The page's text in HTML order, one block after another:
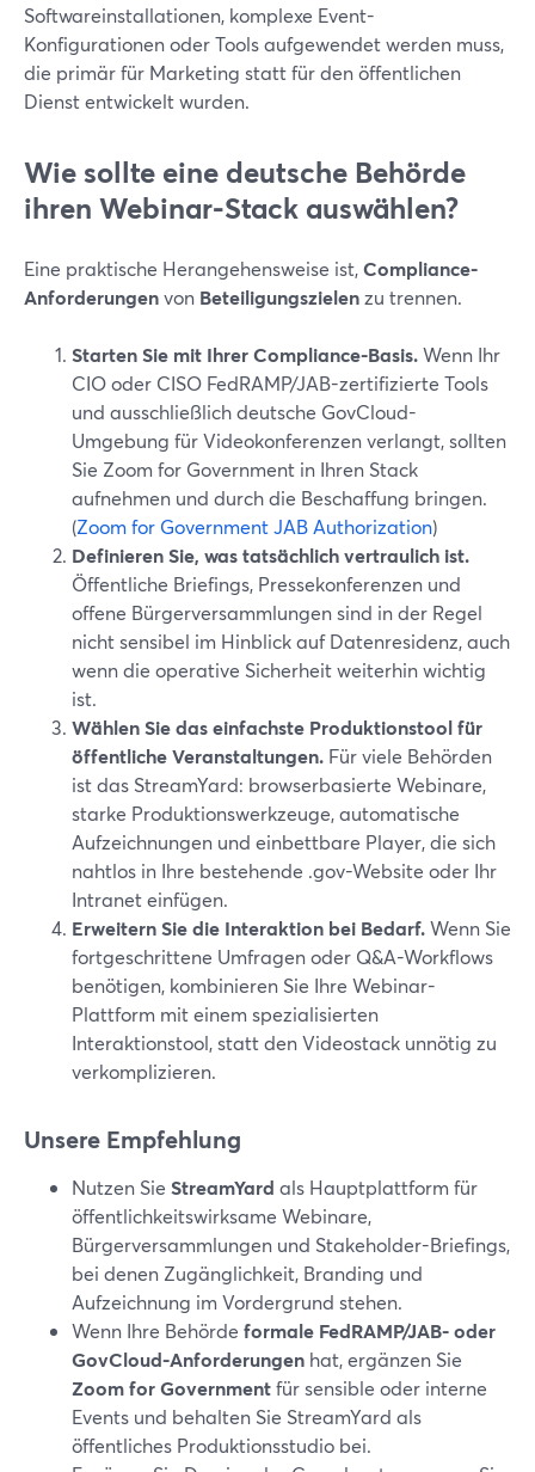
Softwareinstallationen, komplexe Event-
Konfigurationen oder Tools aufgewendet werden muss,
die primär für Marketing statt für den öffentlichen
Dienst entwickelt wurden.
Wie sollte eine deutsche Behörde
ihren Webinar-Stack auswählen?
Eine praktische Herangehensweise ist,Compliance-
Anforderungenvon Beteiligungszielenzu trennen.
Starten Sie mit Ihrer Compliance-Basis.Wenn Ihr
CIO oder CISO FedRAMP/JAB-zertifizierte Tools
und ausschließlich deutsche GovCloud-
Umgebung für Videokonferenzen verlangt, sollten
Sie Zoom for Government in Ihren Stack
aufnehmen und durch die Beschaffung bringen.
(Zoom for Government JAB Authorization)
Definieren Sie, was tatsächlich vertraulich ist.
Öffentliche Briefings, Pressekonferenzen und
offene Bürgerversammlungen sind in der Regel
nicht sensibel im Hinblick auf Datenresidenz, auch
wenn die operative Sicherheit weiterhin wichtig
ist.
Wählen Sie das einfachste Produktionstool für
öffentliche Veranstaltungen. Für viele Behörden
ist das StreamYard: browserbasierte Webinare,
starke Produktionswerkzeuge, automatische
Aufzeichnungen und einbettbare Player, die sich
nahtlos in Ihre bestehende .gov-Website oder Ihr
Intranet einfügen.
Erweitern Sie die Interaktion bei Bedarf.Wenn Sie
fortgeschrittene Umfragen oder Q&A-Workflows
benötigen, kombinieren Sie Ihre Webinar-
Plattform mit einem spezialisierten
Interaktionstool, statt den Videostack unnötig zu
verkomplizieren.
Unsere Empfehlung
Nutzen Sie StreamYard als Hauptplattform für
öffentlichkeitswirksame Webinare,
Bürgerversammlungen und Stakeholder-Briefings,
bei denen Zugänglichkeit, Branding und
Aufzeichnung im Vordergrund stehen.
Wenn Ihre Behörde formale FedRAMP/JAB- oder
GovCloud-Anforderungen hat, ergänzen Sie
Zoom for Governmentfür sensible oder interne
Events und behalten Sie StreamYard als
öffentliches Produktionsstudio bei.